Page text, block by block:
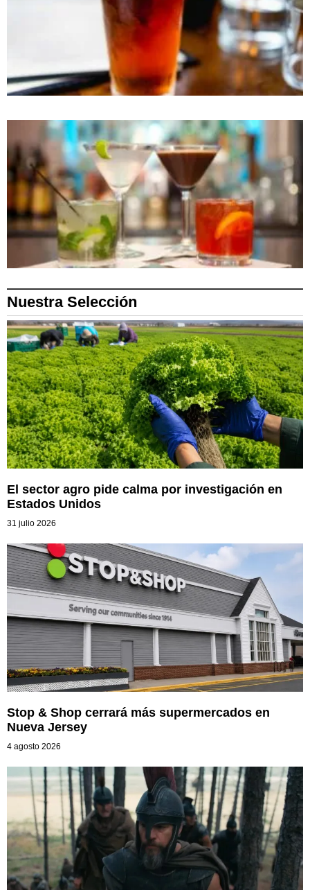
Nuestra Selección
El sector agro pide calma por investigación en
Estados Unidos
31 julio 2026
Stop & Shop cerrará más supermercados en
Nueva Jersey
4 agosto 2026